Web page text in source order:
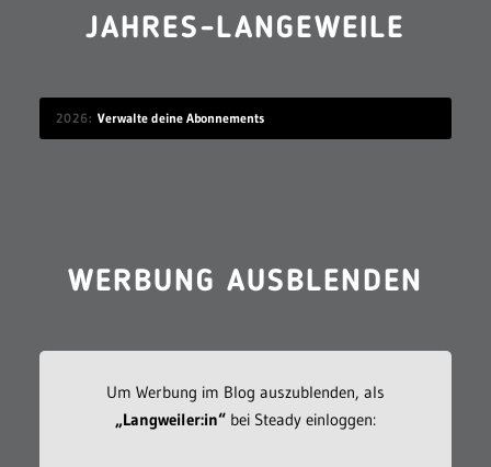
JAHRES-LANGEWEILE
2026 Verwalte deine Abonnements
WERBUNG AUSBLENDEN
Um Werbung im Blog auszublenden, als
„Langweiler:in“bei Steady einloggen: